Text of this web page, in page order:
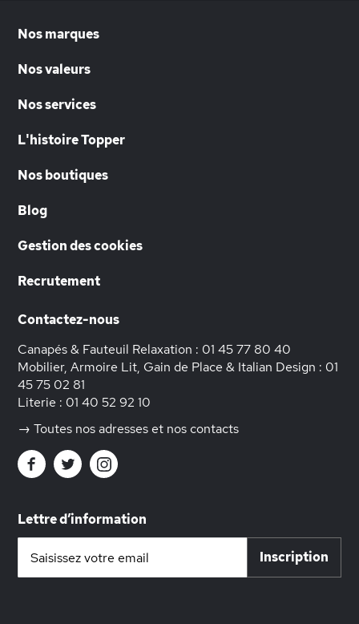
Nos marques
Nos valeurs
Nos services
L'histoire Topper
Nos boutiques
Blog
Gestion des cookies
Recrutement
Contactez-nous
Canapés & Fauteuil Relaxation : 01 45 77 80 40
Mobilier, Armoire Lit, Gain de Place & Italian Design : 01
45 75 02 81
Literie : 01 40 52 92 10
→ Toutes nos adresses et nos contacts
Lettre d’information
notre
Inscription